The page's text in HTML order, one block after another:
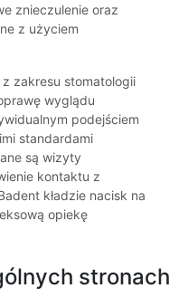
znieczulenie oraz
z użyciem
zakresu stomatologii
wyglądu
podejściem
standardami
są wizyty
kontaktu z
kładzie nacisk na
opiekę
stronach